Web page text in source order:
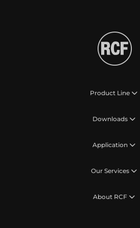
Product Line
Downloads
Application
Our Services
About RCF